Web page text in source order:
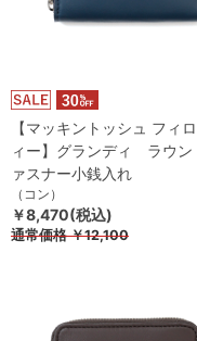
【マッキントッシュ フィ
ィー】グランディ ラウン
ァスナー小銭入れ
（コン）
￥8,470(税込)
通常価格￥12,100